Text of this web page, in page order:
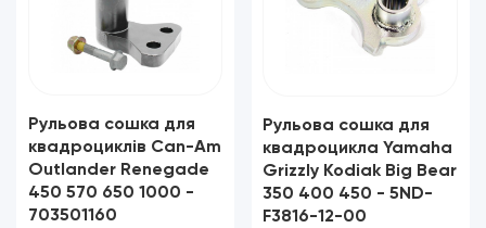
Рульова сошка для
квадроциклів Can-Am
Outlander Renegade
450 570 650 1000 -
703501160
Рульова сошка для
квадроцикла Yamaha
Grizzly Kodiak Big Bear
350 400 450 - 5ND-
F3816-12-00